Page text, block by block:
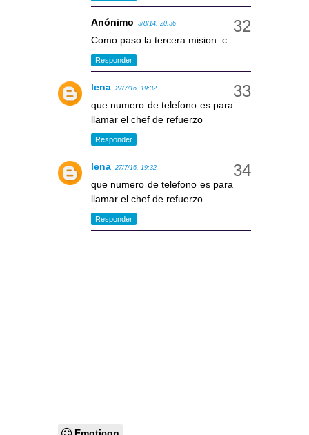
Anónimo 3/8/14, 20:36
Como paso la tercera mision :c
Responder
lena 27/7/16, 19:32
que numero de telefono es para
llamar el chef de refuerzo
Responder
lena 27/7/16, 19:32
que numero de telefono es para
llamar el chef de refuerzo
Responder